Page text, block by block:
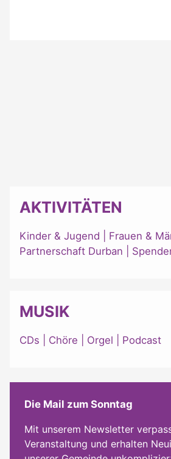
AKTIVITÄTEN
Kinder & Jugend Frauen &
Partnerschaft Durban
MUSIK
CDs Chöre Orgel Podcast
Die Mail zum Sonntag
Mit unserem Newsletter
Veranstaltung und erhalten